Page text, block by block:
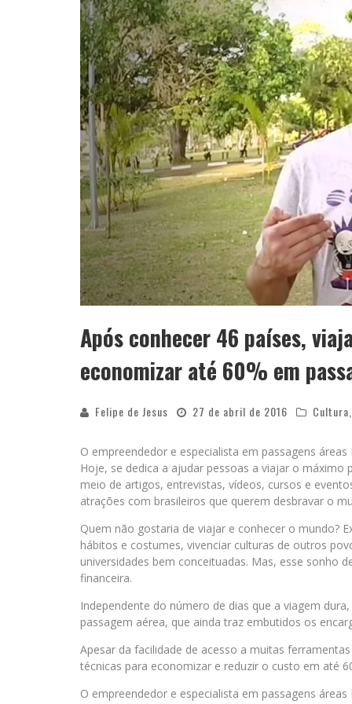
Após conhecer 46 países,
economizar até 60% em
Felipe de Jesus 27 de abril de 2016 Cultura
O empreendedor e especialista em passagens
Hoje, se dedica a ajudar pessoas a viajar o
meio de artigos, entrevistas, vídeos, cursos e
atrações com brasileiros que querem desbravar o
Quem não gostaria de viajar e conhecer o mundo?
hábitos e costumes, vivenciar culturas de outros
universidades bem conceituadas. Mas, esse sonho
financeira.
Independente do número de dias que a viagem
passagem aérea, que ainda traz embutidos os
Apesar da facilidade de acesso a muitas
técnicas para economizar e reduzir o custo em até
O empreendedor e especialista em passagens